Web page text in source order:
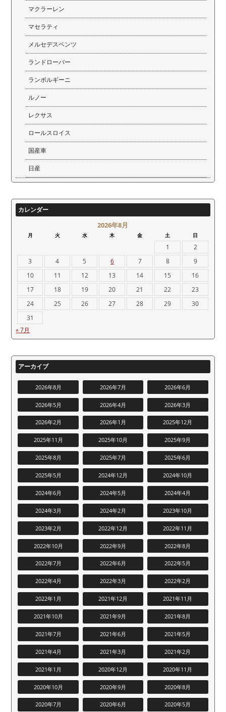
マクラーレン
マセラティ
メルセデスベンツ
ランドローバー
ランボルギーニ
ルノー
レクサス
ロールスロイス
国産車
日産
カレンダー
2026年8月
月 火 水 木 金 土 日
1
2
3
4 5 6 7 8
9
10
11 12 13 14 15
16
17
18 19 20 21 22
23
24
25 26 27 28 29
30
31
« 7月
アーカイブ
2026年8月 2026年7月 2026年6月
2026年5月 2026年4月 2026年3月
2026年2月 2026年1月 2025年12月
2025年11月 2025年10月 2025年9月
2025年8月 2025年7月 2025年6月
2025年5月 2024年12月 2024年10月
2024年6月 2024年5月 2024年4月
2024年3月 2024年2月 2023年10月
2023年2月 2022年12月 2022年11月
2022年10月 2022年9月 2022年8月
2022年7月 2022年6月 2022年5月
2022年4月 2022年3月 2022年2月
2022年1月 2021年12月 2021年11月
2021年10月 2021年9月 2021年8月
2021年7月 2021年6月 2021年5月
2021年4月 2021年3月 2021年2月
2021年1月 2020年12月 2020年11月
2020年10月 2020年9月 2020年8月
2020年7月 2020年6月 2020年5月